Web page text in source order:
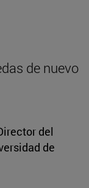
de nuevo
del
de